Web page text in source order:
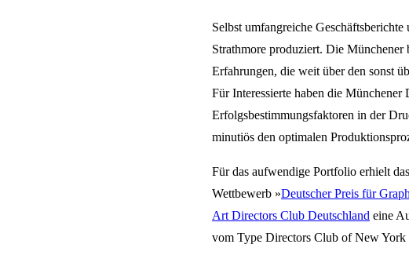
Selbst umfangreiche
Strathmore produziert. Die
Erfahrungen, die weit über den sonst
Für Interessierte haben die
Erfolgsbestimmungsfaktoren in der
minutiös den optimalen
Für das aufwendige Portfolio erhielt
Wettbewerb »Deutscher Preis für
Art Directors Club Deutschland eine
vom Type Directors Club of New